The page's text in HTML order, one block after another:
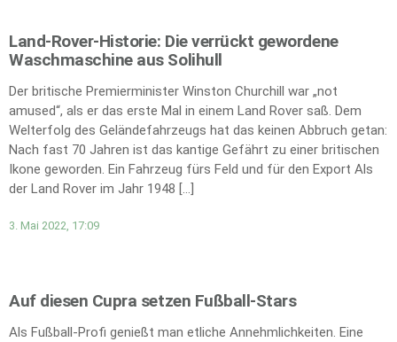
Land-Rover-Historie: Die verrückt gewordene
Waschmaschine aus Solihull
Der britische Premierminister Winston Churchill war „not
amused“, als er das erste Mal in einem Land Rover saß. Dem
Welterfolg des Geländefahrzeugs hat das keinen Abbruch getan:
Nach fast 70 Jahren ist das kantige Gefährt zu einer britischen
Ikone geworden. Ein Fahrzeug fürs Feld und für den Export Als
der Land Rover im Jahr 1948 […]
3. Mai 2022, 17:09
Auf diesen Cupra setzen Fußball-Stars
Als Fußball-Profi genießt man etliche Annehmlichkeiten. Eine